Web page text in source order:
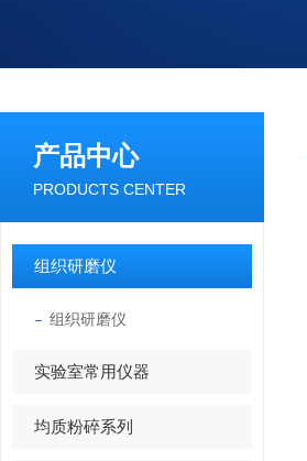
产品中心
PRODUCTS CENTER
组织研磨仪
组织研磨仪
实验室常用仪器
均质粉碎系列